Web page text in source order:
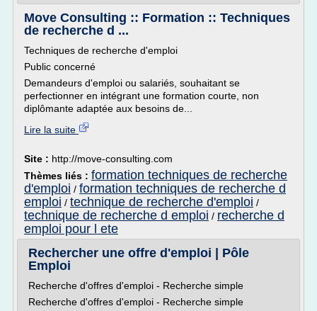
Move Consulting :: Formation :: Techniques
de recherche d ...
Techniques de recherche d'emploi
Public concerné
Demandeurs d'emploi ou salariés, souhaitant se
perfectionner en intégrant une formation courte, non
diplômante adaptée aux besoins de...
Lire la suite
Site : http://move-consulting.com
Thèmes liés : formation techniques de recherche
d'emploi / formation techniques de recherche d
emploi / technique de recherche d'emploi /
technique de recherche d emploi / recherche d
emploi pour l ete
Rechercher une offre d'emploi | Pôle
Emploi
Recherche d'offres d'emploi - Recherche simple
Recherche d'offres d'emploi - Recherche simple